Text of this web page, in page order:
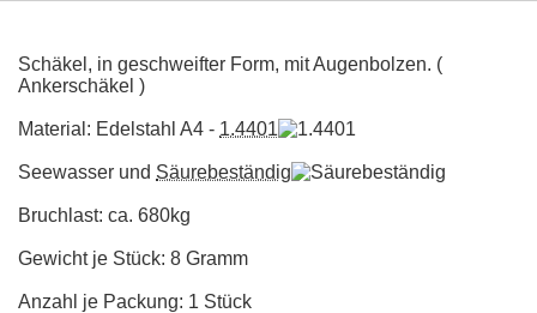
Schäkel, in geschweifter Form, mit Augenbolzen. (
Ankerschäkel )
Material: Edelstahl A4 - 1.4401
Seewasser und Säurebeständig
Bruchlast: ca. 680kg
Gewicht je Stück: 8 Gramm
Anzahl je Packung: 1 Stück